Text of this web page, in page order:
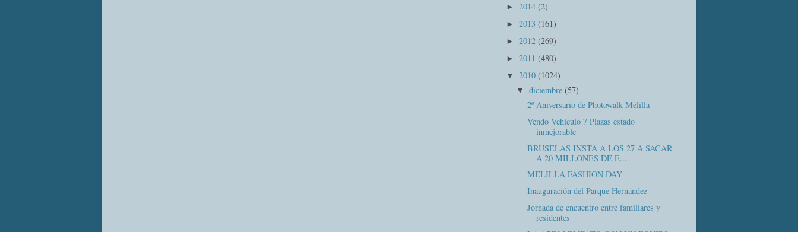
► 2014 (2)
► 2013 (161)
► 2012 (269)
► 2011 (480)
▼ 2010 (1024)
▼diciembre(57)
2º Aniversario de Photowalk Melilla
Vendo Vehículo 7 Plazas estado
inmejorable
BRUSELAS INSTA A LOS 27 A SACAR
A 20 MILLONES DE E...
MELILLA FASHION DAY
Inauguración del Parque Hernández
Jornada de encuentro entre familiares y
residentes